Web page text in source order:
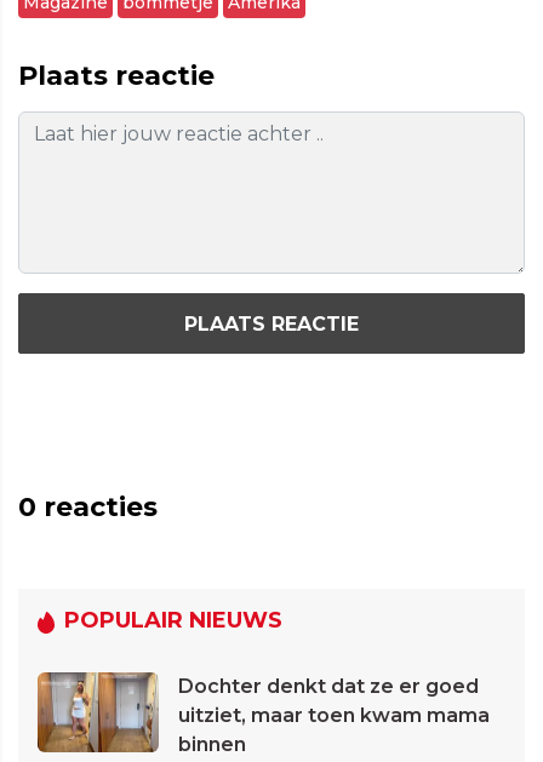
Plaats reactie
PLAATS REACTIE
0 reacties
POPULAIR NIEUWS
Dochter denkt dat ze er goed
uitziet, maar toen kwam mama
binnen